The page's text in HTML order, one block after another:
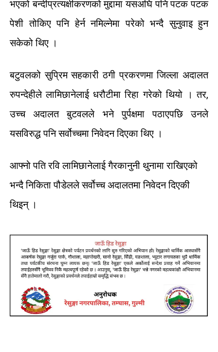
भएकोबन्दीप्रत्यक्षीकरणको मुद्दामा यसअघि पनि पटक पटक
पेशी तोकिए पनि हेर्न नमिल्नेमा परेको भन्दै सुनुवाइ हुन
सकेको थिए ।
बटुवलको सुप्रिम सहकारी ठगी प्रकरणमा जिल्ला अदालत
रुपन्देहीले लामिछानेलाई धरौटीमा रिहा गरेको थियो । तर,
उच्च
अदालतबुटवलले भने पुर्पक्षमा पठाएपछि
उनले
यसविरुद्ध पनि सर्वोच्चमा निवेदन दिएका थिए ।
आफ्नो पति रवि लामिछानेलाई गैरकानुनी थुनामा राखिएको
भन्दै निकिता पौडेलले सर्वोच्च अदालतमा निवेदन दिएकी
थिइन् ।